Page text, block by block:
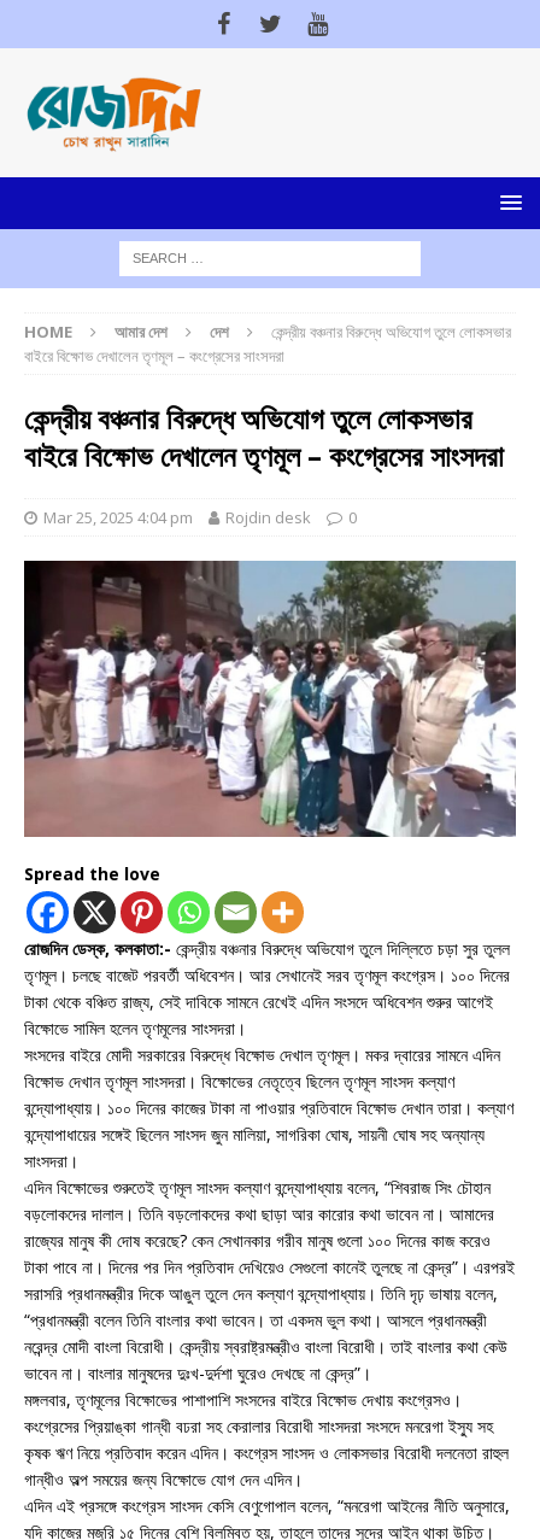
HOME আমার দেশ দেশ
কেন্দ্রীয় বঞ্চনার বিরুদ্ধে অভিযোগ তুলে লোকসভার
বাইরে বিক্ষোভ দেখালেন তৃণমূল – কংগ্রেসের সাংসদরা
কেন্দ্রীয় বঞ্চনার বিরুদ্ধে অভিযোগ তুলে লোকসভার
বাইরে বিক্ষোভ দেখালেন তৃণমূল – কংগ্রেসের সাংসদরা
Mar 25, 2025 4:04 pm Rojdin desk 0
Spread the love
রোজদিন ডেস্ক, কলকাতা:- কেন্দ্রীয় বঞ্চনার বিরুদ্ধে অভিযোগ তুলে দিল্লিতে চড়া সুর তুলল
তৃণমূল। চলছে বাজেট পরবর্তী অধিবেশন। আর সেখানেই সরব তৃণমূল কংগ্রেস। ১০০ দিনের
টাকা থেকে বঞ্চিত রাজ্য, সেই দাবিকে সামনে রেখেই এদিন সংসদে অধিবেশন শুরুর আগেই
বিক্ষোভে সামিল হলেন তৃণমূলের সাংসদরা।
সংসদের বাইরে মোদী সরকারের বিরুদ্ধে বিক্ষোভ দেখাল তৃণমূল। মকর দ্বারের সামনে এদিন
বিক্ষোভ দেখান তৃণমূল সাংসদরা। বিক্ষোভের নেতৃত্বে ছিলেন তৃণমূল সাংসদ কল্যাণ
বন্দ্যোপাধ্যায়। ১০০ দিনের কাজের টাকা না পাওয়ার প্রতিবাদে বিক্ষোভ দেখান তারা। কল্যাণ
বন্দ্যোপাধায়ের সঙ্গেই ছিলেন সাংসদ জুন মালিয়া, সাগরিকা ঘোষ, সায়নী ঘোষ সহ অন্যান্য
সাংসদরা।
এদিন বিক্ষোভের শুরুতেই তৃণমূল সাংসদ কল্যাণ বন্দ্যোপাধ্যায় বলেন, “শিবরাজ সিং চৌহান
বড়লোকদের দালাল। তিনি বড়লোকদের কথা ছাড়া আর কারোর কথা ভাবেন না। আমাদের
রাজ্যের মানুষ কী দোষ করেছে? কেন সেখানকার গরীব মানুষ গুলো ১০০ দিনের কাজ করেও
টাকা পাবে না। দিনের পর দিন প্রতিবাদ দেখিয়েও সেগুলো কানেই তুলছে না কেন্দ্র”। এরপরই
সরাসরি প্রধানমন্ত্রীর দিকে আঙুল তুলে দেন কল্যাণ বন্দ্যোপাধ্যায়। তিনি দৃঢ় ভাষায় বলেন,
“প্রধানমন্ত্রী বলেন তিনি বাংলার কথা ভাবেন। তা একদম ভুল কথা। আসলে প্রধানমন্ত্রী
নরেন্দ্র মোদী বাংলা বিরোধী। কেন্দ্রীয় স্বরাষ্ট্রমন্ত্রীও বাংলা বিরোধী। তাই বাংলার কথা কেউ
ভাবেন না। বাংলার মানুষদের দুঃখ-দুর্দশা ঘুরেও দেখছে না কেন্দ্র”।
মঙ্গলবার, তৃণমূলের বিক্ষোভের পাশাপাশি সংসদের বাইরে বিক্ষোভ দেখায় কংগ্রেসও।
কংগ্রেসের প্রিয়াঙ্কা গান্ধী বঢরা সহ কেরালার বিরোধী সাংসদরা সংসদে মনরেগা ইস্যু সহ
কৃষক ঋণ নিয়ে প্রতিবাদ করেন এদিন। কংগ্রেস সাংসদ ও লোকসভার বিরোধী দলনেতা রাহুল
গান্ধীও অল্প সময়ের জন্য বিক্ষোভে যোগ দেন এদিন।
এদিন এই প্রসঙ্গে কংগ্রেস সাংসদ কেসি বেণুগোপাল বলেন, “মনরেগা আইনের নীতি অনুসারে,
যদি কাজের মজুরি ১৫ দিনের বেশি বিলম্বিত হয়, তাহলে তাদের সুদের আইন থাকা উচিত।